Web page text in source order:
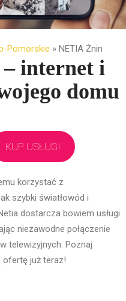
Pomorskie » NETIA Żnin
internet i
domu
KUP USŁUGI
korzystać z
szybki światłowód i
dostarcza bowiem usługi
niezawodne połączenie
telewizyjnych. Poznaj
ofertę już teraz!